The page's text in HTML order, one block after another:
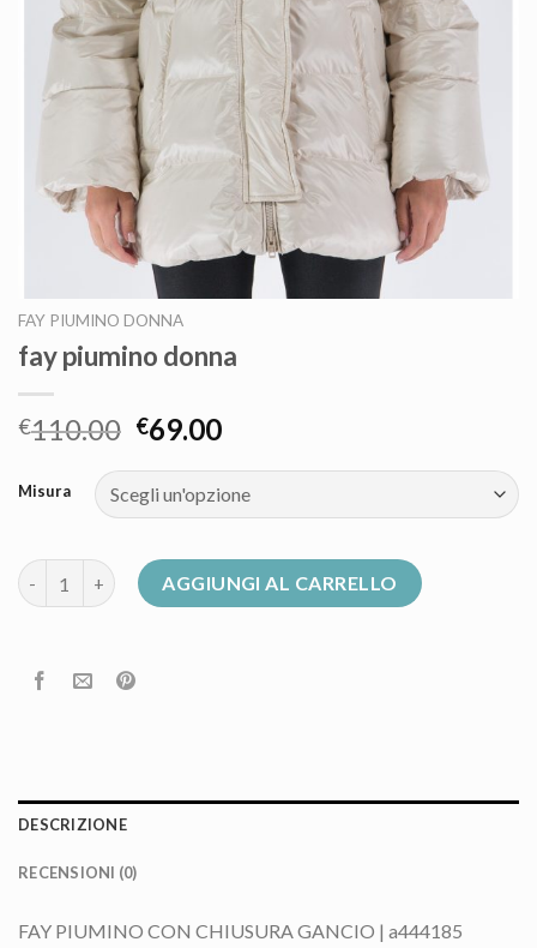
FAY PIUMINO DONNA
fay piumino donna
€110.00 €69.00
Misura
fay piumino donna quantitàAGGIUNGI AL CARRELLO
DESCRIZIONE
RECENSIONI (0)
FAY PIUMINO CON CHIUSURA GANCIO | a444185